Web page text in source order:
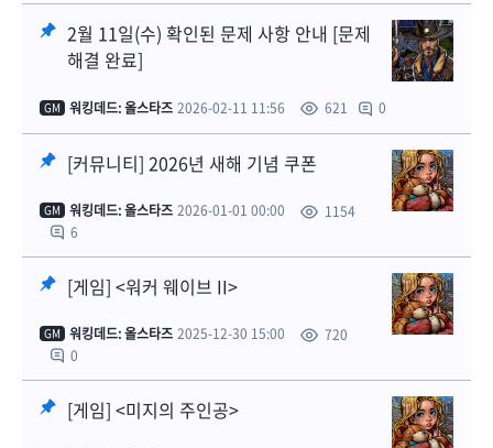
2월 11일(수) 확인된 문제 사항 안내 [문제
해결 완료]
GM 워킹데드: 올스타즈 2026-02-11 11:56 621 0
[커뮤니티] 2026년 새해 기념 쿠폰
GM 워킹데드: 올스타즈 2026-01-01 00:00
1154
6
[게임] <워커 웨이브 II>
GM 워킹데드: 올스타즈 2025-12-30 15:00
720
0
[게임] <미지의 주인공>